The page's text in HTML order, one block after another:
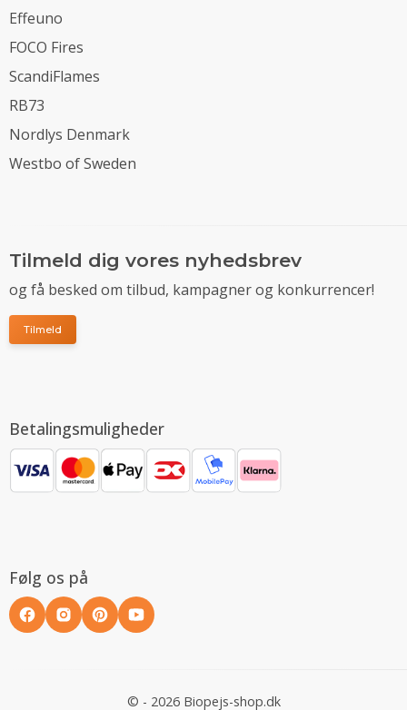
Effeuno
FOCO Fires
ScandiFlames
RB73
Nordlys Denmark
Westbo of Sweden
Tilmeld dig vores nyhedsbrev
og få besked om tilbud, kampagner og konkurrencer!
Tilmeld
Betalingsmuligheder
Følg os på
© - 2026 Biopejs-shop.dk